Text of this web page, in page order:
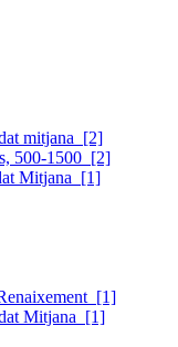
mitjana [2]
500-1500 [2]
Mitjana [1]
[1]
Mitjana [1]